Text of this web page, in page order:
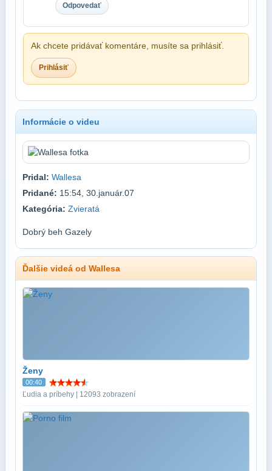
Odpovedať
Ak chcete pridávať komentáre, musíte sa prihlásiť.
Prihlásiť
Informácie o videu
Pridal: Wallesa
Pridané: 15:54, 30.január.07
Kategória: Zvieratá
Dobrý beh Gazely
Ďalšie videá od Wallesa
Ženy
00:40
Ľudia a príbehy | 12093 zobrazení